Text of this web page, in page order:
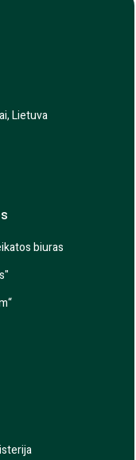
Lietuva
biuras